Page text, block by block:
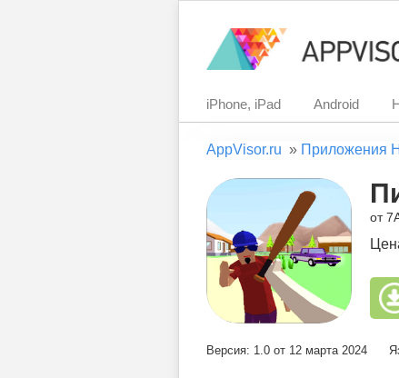
iPhone, iPad Android
AppVisor.ru » Приложения
от
Версия: 1.0 от 12 марта 2024